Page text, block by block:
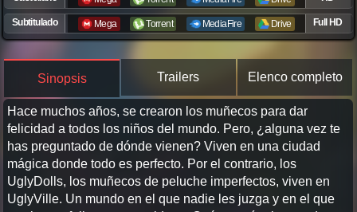
Subtitulado Mega Torrent MediaFire Drive Full HD
Sinopsis Trailers Elenco completo
Hace muchos años, se crearon los muñecos para dar
felicidad a todos los niños del mundo. Pero, ¿alguna vez te
has preguntado de dónde vienen? Viven en una ciudad
mágica donde todo es perfecto. Por el contrario, los
UglyDolls, los muñecos de peluche imperfectos, viven en
UglyVille. Un mundo en el que nadie les juzga y en el que